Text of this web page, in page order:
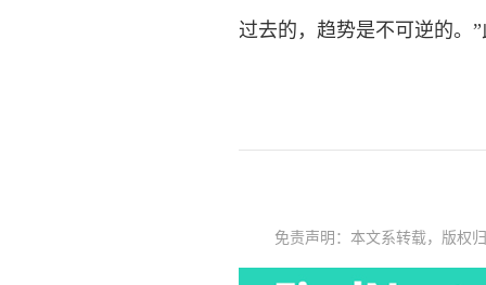
过去的，趋势是不可逆的。
免责声明：本文系转载，版权